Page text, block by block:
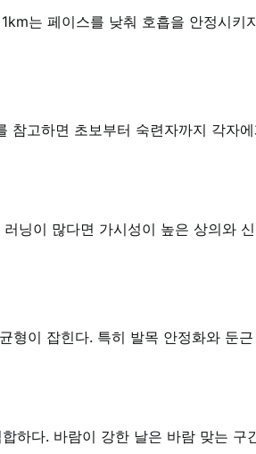
는 페이스를 낮춰 호흡을 안정시키
참고하면 초보부터 숙련자까지 각자
닝이 많다면 가시성이 높은 상의와
형이 잡힌다. 특히 발목 안정화와 둔
하다. 바람이 강한 날은 바람 맞는 구